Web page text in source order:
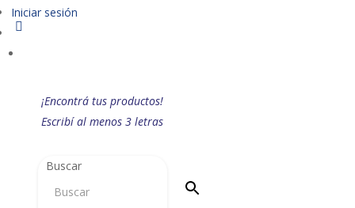
Iniciar sesión
¡Encontrá tus productos!
Escribí al menos 3 letras
Buscar